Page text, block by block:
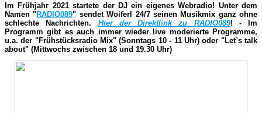
Im Frühjahr 2021 startete der DJ ein eigenes Webradio! Unter dem
Namen "RADIO089" sendet Woiferl 24/7 seinen Musikmix ganz ohne
schlechte Nachrichten. Hier der Direktlink zu RADIO089! - Im
Programm gibt es auch immer wieder live moderierte Programme,
u.a. der "Frühstücksradio Mix" (Sonntags 10 - 11 Uhr) oder "Let`s talk
about" (Mittwochs zwischen 18 und 19.30 Uhr)